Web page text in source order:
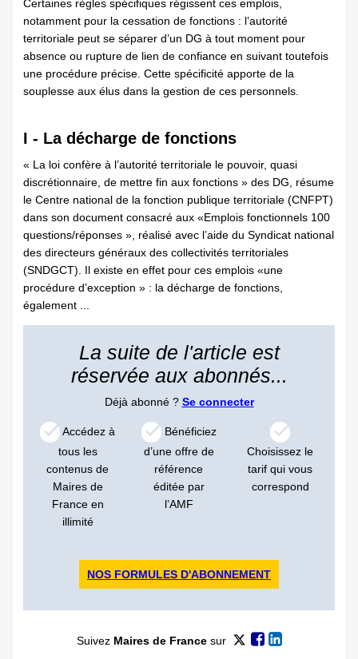
Certaines règles spécifiques régissent ces emplois,
notamment pour la cessation de fonctions : l’autorité
territoriale peut se séparer d’un DG à tout moment pour
absence ou rupture de lien de confiance en suivant toutefois
une procédure précise. Cette spécificité apporte de la
souplesse aux élus dans la gestion de ces personnels.
I - La décharge de fonctions
« La loi confère à l’autorité territoriale le pouvoir, quasi
discrétionnaire, de mettre fin aux fonctions » des DG, résume
le Centre national de la fonction publique territoriale (CNFPT)
dans son document consacré aux «Emplois fonctionnels 100
questions/réponses », réalisé avec l’aide du Syndicat national
des directeurs généraux des collectivités territoriales
(SNDGCT). Il existe en effet pour ces emplois «une
procédure d’exception » : la décharge de fonctions,
également ...
La suite de l'article est
réservée aux abonnés...
Déjà abonné ? Se connecter
Accédez à
tous les
contenus de
Maires de
France en
illimité
Bénéficiez
d’une offre de
référence
éditée par
l’AMF
Choisissez le
tarif qui vous
correspond
NOS FORMULES D'ABONNEMENT
Suivez Maires de Francesur